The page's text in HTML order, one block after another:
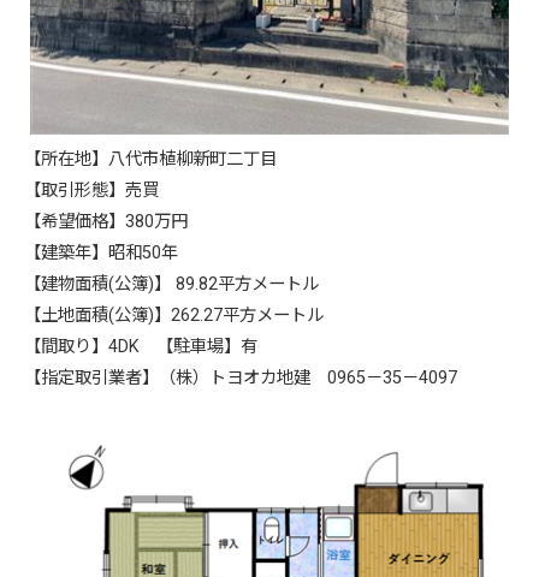
【所在地】八代市植柳新町二丁目
【取引形態】売買
【希望価格】380万円
【建築年】昭和50年
【建物面積(公簿)】 89.82平方メートル
【土地面積(公簿)】262.27平方メートル
【間取り】4DK 【駐車場】有
【指定取引業者】（株）トヨオカ地建 0965－35－4097